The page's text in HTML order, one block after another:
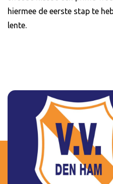
hiermee de eerste stap te
lente.